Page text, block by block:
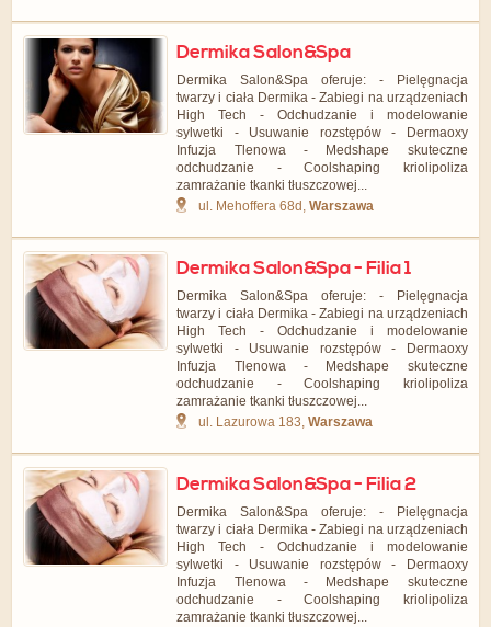
Dermika Salon&Spa
Dermika Salon&Spa oferuje: - Pielęgnacja
twarzy i ciała Dermika - Zabiegi na urządzeniach
High Tech - Odchudzanie i modelowanie
sylwetki - Usuwanie rozstępów - Dermaoxy
Infuzja Tlenowa - Medshape skuteczne
odchudzanie - Coolshaping kriolipoliza
zamrażanie tkanki tłuszczowej...
ul. Mehoffera 68d,Warszawa
Dermika Salon&Spa - Filia 1
Dermika Salon&Spa oferuje: - Pielęgnacja
twarzy i ciała Dermika - Zabiegi na urządzeniach
High Tech - Odchudzanie i modelowanie
sylwetki - Usuwanie rozstępów - Dermaoxy
Infuzja Tlenowa - Medshape skuteczne
odchudzanie - Coolshaping kriolipoliza
zamrażanie tkanki tłuszczowej...
ul. Lazurowa 183,Warszawa
Dermika Salon&Spa - Filia 2
Dermika Salon&Spa oferuje: - Pielęgnacja
twarzy i ciała Dermika - Zabiegi na urządzeniach
High Tech - Odchudzanie i modelowanie
sylwetki - Usuwanie rozstępów - Dermaoxy
Infuzja Tlenowa - Medshape skuteczne
odchudzanie - Coolshaping kriolipoliza
zamrażanie tkanki tłuszczowej...